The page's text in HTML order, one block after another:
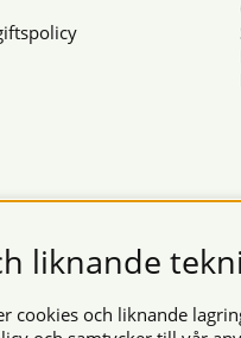
liknande
cookies och liknande